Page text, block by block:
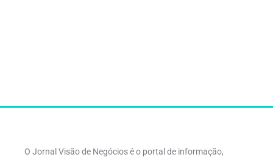
O Jornal Visão de Negócios é o portal de informação,